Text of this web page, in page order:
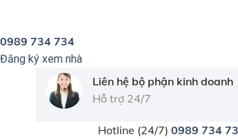
0989 734 734
Đăng ký xem nhà
Liên hệ bộ phận kinh doanh
Hỗ trợ 24/7
Hotline (24/7) 0989 734